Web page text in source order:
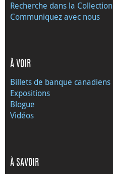
Recherche dans la Collection
Communiquez avec nous
À VOIR
Billets de banque canadiens
Expositions
Blogue
Vidéos
À SAVOIR